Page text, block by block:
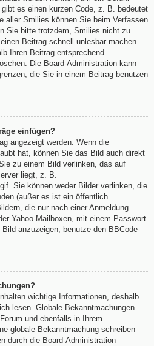
es einen kurzen Code, z. B. bedeutet
aller Smilies können Sie beim Verfassen
Sie bitte trotzdem, Smilies nicht zu
Beitrag schnell unlesbar machen
Ihren Beitrag entsprechend
Die Board-Administration kann
die Sie in einem Beitrag benutzen
einfügen?
angezeigt werden. Wenn die
hat, können Sie das Bild auch direkt
zu einem Bild verlinken, das auf
liegt, z. B.
Sie können weder Bilder verlinken, die
(außer es ist ein öffentlich
die nur nach einer Anmeldung
Yahoo-Mailboxen, mit einem Passwort
anzuzeigen, benutze den BBCode-
wichtige Informationen, deshalb
lesen. Globale Bekanntmachungen
und ebenfalls in Ihrem
globale Bekanntmachung schreiben
durch die Board-Administration